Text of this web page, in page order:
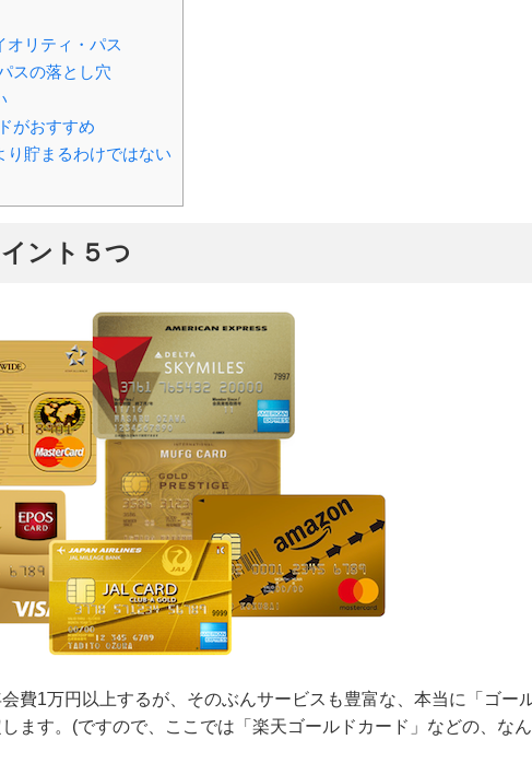
オリティ・パス
スの落とし穴
がおすすめ
り貯まるわけではない
ント５つ
費1万円以上するが、そのぶんサービスも豊富な、本当に「ゴー
ます。(ですので、ここでは「楽天ゴールドカード」などの、なん